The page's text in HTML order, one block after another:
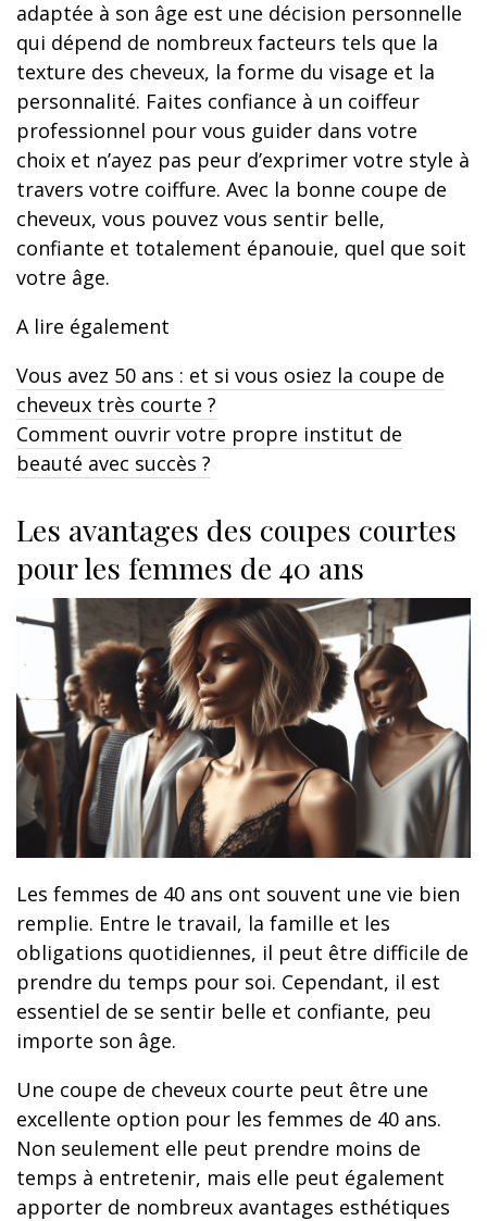
adaptée à son âge est une décision personnelle
qui dépend de nombreux facteurs tels que la
texture des cheveux, la forme du visage et la
personnalité. Faites confiance à un coiffeur
professionnel pour vous guider dans votre
choix et n’ayez pas peur d’exprimer votre style à
travers votre coiffure. Avec la bonne coupe de
cheveux, vous pouvez vous sentir belle,
confiante et totalement épanouie, quel que soit
votre âge.
A lire également
Vous avez 50 ans : et si vous osiez la coupe de
cheveux très courte ?
Comment ouvrir votre propre institut de
beauté avec succès ?
Les avantages des coupes courtes
pour les femmes de 40 ans
Les femmes de 40 ans ont souvent une vie bien
remplie. Entre le travail, la famille et les
obligations quotidiennes, il peut être difficile de
prendre du temps pour soi. Cependant, il est
essentiel de se sentir belle et confiante, peu
importe son âge.
Une coupe de cheveux courte peut être une
excellente option pour les femmes de 40 ans.
Non seulement elle peut prendre moins de
temps à entretenir, mais elle peut également
apporter de nombreux avantages esthétiques